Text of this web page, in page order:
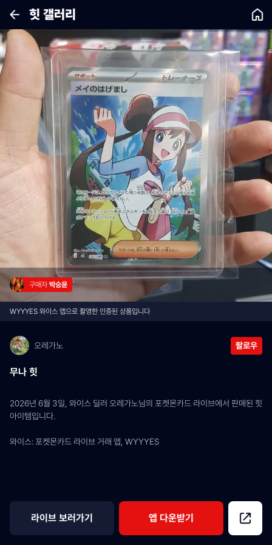
힛 갤러리
구매자 박승윤
WYYYES 와이스 앱으로 촬영한 인증된 상품입니다
오레가노 팔로우
무나 힛
2026년 6월 3일, 와이스 딜러 오레가노님의 포켓몬카드 라이브에서 판매된 힛
아이템입니다.
와이스: 포켓몬카드 라이브 거래 앱, WYYYES
라이브 보러가기 앱 다운받기